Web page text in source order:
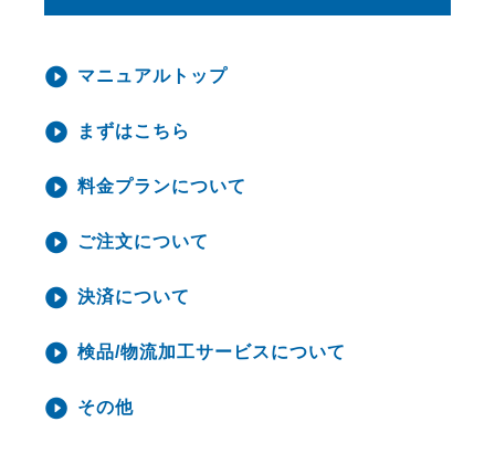
マニュアルトップ
まずはこちら
料金プランについて
ご注文について
決済について
検品/物流加工サービスについて
その他